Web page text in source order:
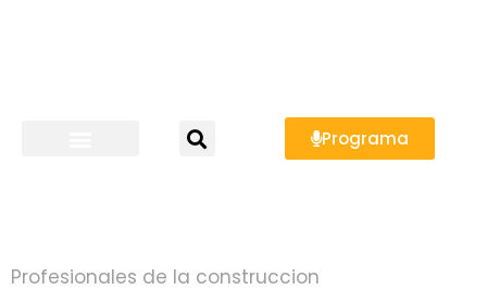
Programa
Profesionales de la construccion